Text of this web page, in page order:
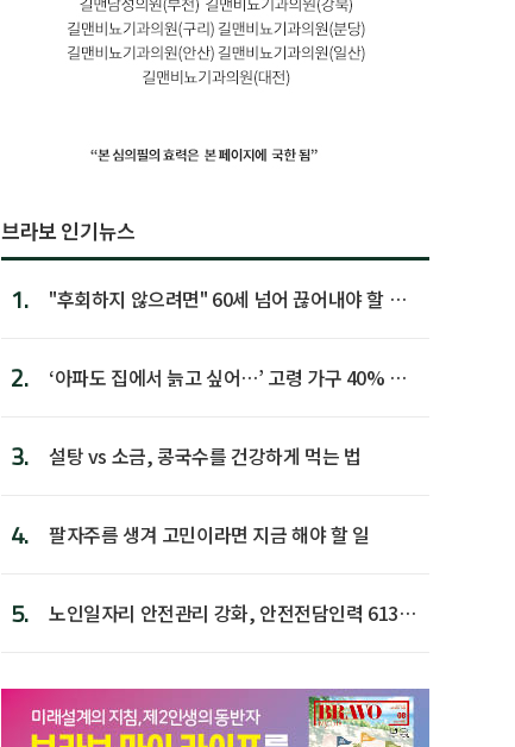
브라보 인기뉴스
1.
"후회하지 않으려면" 60세 넘어 끊어내야 할 사
2.
‘아파도 집에서 늙고 싶어…’ 고령 가구 40% 노
3. 설탕 vs 소금, 콩국수를 건강하게 먹는 법
4. 팔자주름 생겨 고민이라면 지금 해야 할 일
5.
노인일자리 안전관리 강화, 안전전담인력 613명